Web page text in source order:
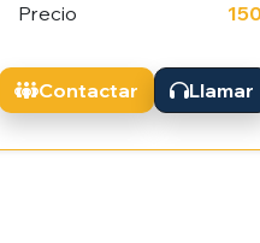
Precio
Contactar Llamar